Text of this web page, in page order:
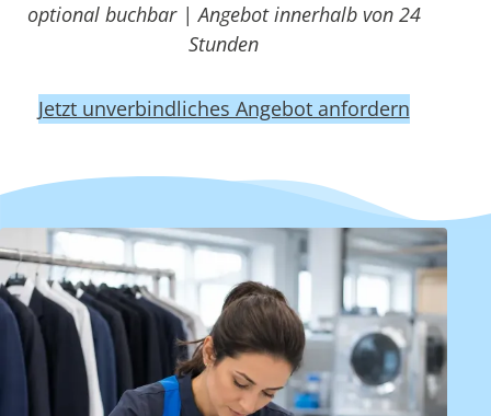
optional buchbar | Angebot innerhalb von 24
Stunden
Jetzt unverbindliches Angebot anfordern